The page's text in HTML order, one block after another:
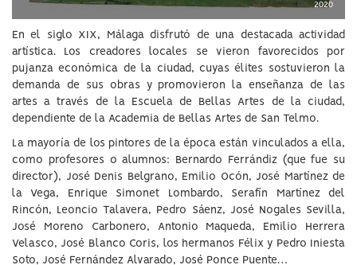
2020
En el siglo XIX, Málaga disfrutó de una destacada actividad
artística. Los creadores locales se vieron favorecidos por
pujanza económica de la ciudad, cuyas élites sostuvieron la
demanda de sus obras y promovieron la enseñanza de las
artes a través de la Escuela de Bellas Artes de la ciudad,
dependiente de la Academia de Bellas Artes de San Telmo.
La mayoría de los pintores de la época están vinculados a ella,
como profesores o alumnos: Bernardo Ferrándiz (que fue su
director), José Denis Belgrano, Emilio Ocón, José Martínez de
la Vega, Enrique Simonet Lombardo, Serafín Martínez del
Rincón, Leoncio Talavera, Pedro Sáenz, José Nogales Sevilla,
José Moreno Carbonero, Antonio Maqueda, Emilio Herrera
Velasco, José Blanco Coris, los hermanos Félix y Pedro Iniesta
Soto, José Fernández Alvarado, José Ponce Puente…